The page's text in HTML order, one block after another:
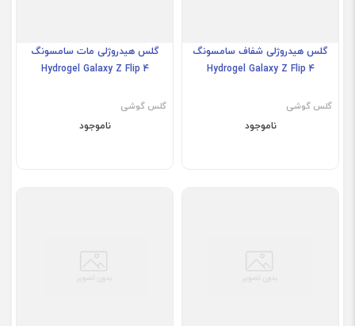
گلس هیدروژلی شفاف سامسونگ
Hydrogel Galaxy Z Flip 4
گلس گوشی
ناموجود
گلس هیدروژلی مات سامسونگ
Hydrogel Galaxy Z Flip 4
گلس گوشی
ناموجود